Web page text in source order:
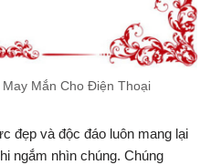
Mắn Cho Điện Thoại
đẹp và độc đáo luôn mang lại
ngắm nhìn chúng. Chúng